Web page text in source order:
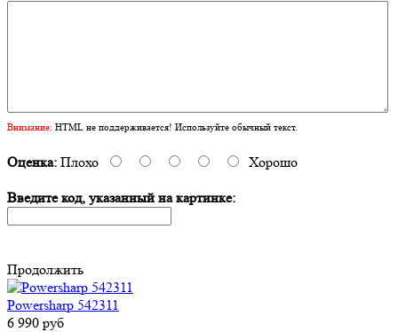
Внимание: HTML не поддерживается! Используйте обычный текст.
Оценка: Плохо Хорошо
Введите код, указанный на картинке:
Продолжить
Powersharp 542311
6 990 руб